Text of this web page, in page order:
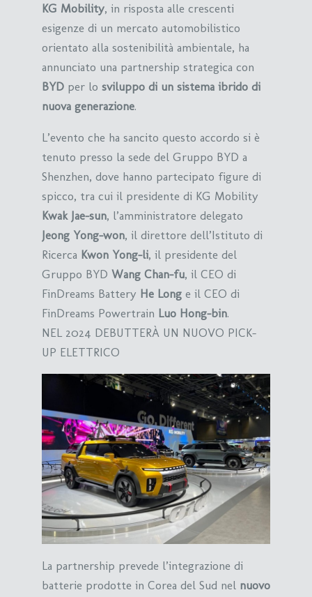
KG Mobility, in risposta alle crescenti
esigenze di un mercato automobilistico
orientato alla sostenibilità ambientale, ha
annunciato una partnership strategica con
BYD per lo sviluppo di un sistema ibrido di
nuova generazione.
L’evento che ha sancito questo accordo si è
tenuto presso la sede del Gruppo BYD a
Shenzhen, dove hanno partecipato figure di
spicco, tra cui il presidente di KG Mobility
Kwak Jae-sun, l’amministratore delegato
Jeong Yong-won, il direttore dell’Istituto di
Ricerca Kwon Yong-li, il presidente del
Gruppo BYD Wang Chan-fu, il CEO di
FinDreams Battery He Long e il CEO di
FinDreams Powertrain Luo Hong-bin.
NEL 2024 DEBUTTERÀ UN NUOVO PICK-
UP ELETTRICO
La partnership prevede l’integrazione di
batterie prodotte in Corea del Sud nel nuovo